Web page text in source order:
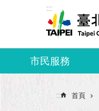
跳到主要內容區塊
:::
市民服務
::: 首頁